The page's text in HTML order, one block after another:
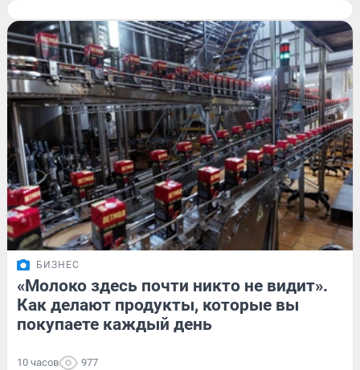
БИЗНЕС
«Молоко здесь почти никто не видит».
Как делают продукты, которые вы
покупаете каждый день
10 часов 977